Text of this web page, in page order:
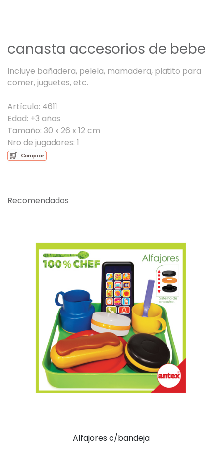
canasta accesorios de bebe
Incluye bañadera, pelela, mamadera, platito para
comer, juguetes, etc.
Artículo: 4611
Edad: +3 años
Tamaño: 30 x 26 x 12 cm
Nro de jugadores: 1
Recomendados
Alfajores c/bandeja